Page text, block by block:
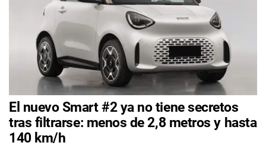
El nuevo Smart #2 ya no tiene secretos
tras filtrarse: menos de 2,8 metros y hasta
140 km/h